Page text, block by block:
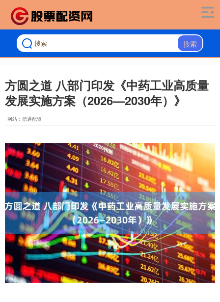
搜索
方圆之道 八部门印发《中药工业高质量
发展实施方案（2026—2030年）》
网站：信通配资